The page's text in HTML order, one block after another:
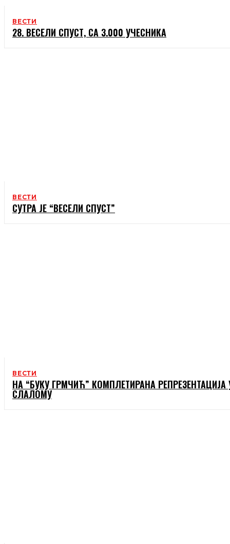
ВЕСТИ
28. ВЕСЕЛИ СПУСТ, СА 3.000 УЧЕСНИКА
ВЕСТИ
СУТРА ЈЕ “ВЕСЕЛИ СПУСТ”
ВЕСТИ
НА “БУКУ ГРМЧИЋ” КОМПЛЕТИРАНА РЕПРЕЗЕНТАЦИЈА
СЛАЛОМУ